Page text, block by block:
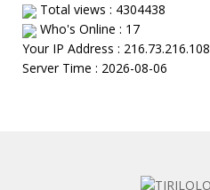
Total views : 4304438
Who's Online : 17
Your IP Address : 216.73.216.108
Server Time : 2026-08-06